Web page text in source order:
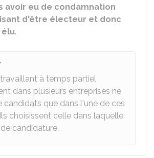
avoir eu de condamnation
d'être électeur et donc
.
à temps partiel
dans plusieurs entreprises ne
candidats que dans l'une de ces
choisissent celle dans laquelle
candidature.